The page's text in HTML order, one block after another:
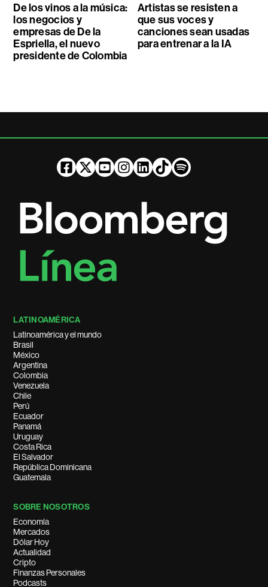
De los vinos a la música:
los negocios y
empresas de De la
Espriella, el nuevo
presidente de Colombia
Artistas se resisten a
que sus voces y
canciones sean usadas
para entrenar a la IA
LATINOAMÉRICA
Latinoamérica y el mundo
Brasil
México
Argentina
Colombia
Venezuela
Chile
Perú
Ecuador
Panamá
Uruguay
Costa Rica
El Salvador
República Dominicana
Guatemala
SOBRE NOSOTROS
Economía
Mercados
Dólar Hoy
Actualidad
Cripto
Finanzas Personales
Podcasts